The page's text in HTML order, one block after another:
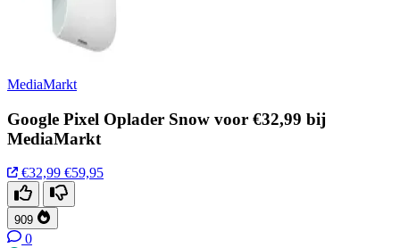
MediaMarkt
Google Pixel Oplader Snow voor €32,99 bij
MediaMarkt
€32,99 €59,95
909
0